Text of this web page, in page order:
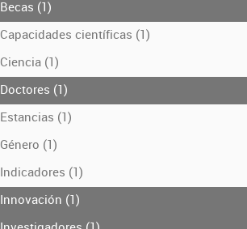
Becas (1)
Capacidades científicas (1)
Ciencia (1)
Doctores (1)
Estancias (1)
Género (1)
Indicadores (1)
Innovación (1)